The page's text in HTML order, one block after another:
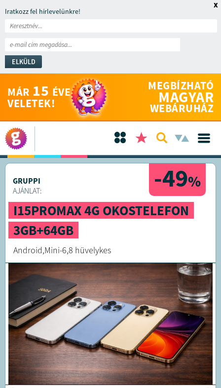
Iratkozz fel hírlevelünkre!
ELKÜLD
x
MÁR 15 ÉVE
VELETEK!
MEGBÍZHATÓ
MAGYAR
WEBÁRUHÁZ
-49%
GRUPPI
AJÁNLAT:
I15PROMAX 4G OKOSTELEFON
3GB+64GB
Android,Mini-6,8 hüvelykes